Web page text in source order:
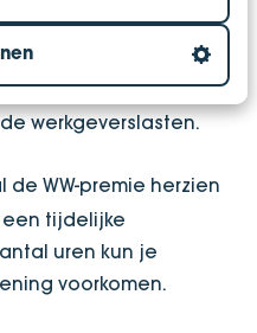
met een vast
lage WW-premie
van de lage WW-
werkgeverslasten.
WW-premie herzien
tijdelijke
uren kun je
voorkomen.